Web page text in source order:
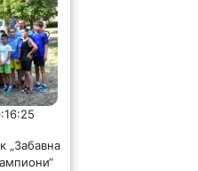
„Забавна